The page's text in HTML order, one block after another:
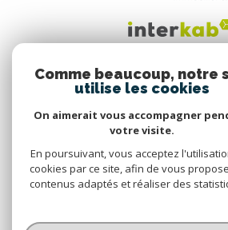
Nous suivre
© 2026 | Tous droits
Comme beaucoup, notre
utilise les cookies
On aimerait vous accompagner
votre visite.
En poursuivant, vous acceptez
cookies par ce site, afin de vous
contenus adaptés et réaliser des